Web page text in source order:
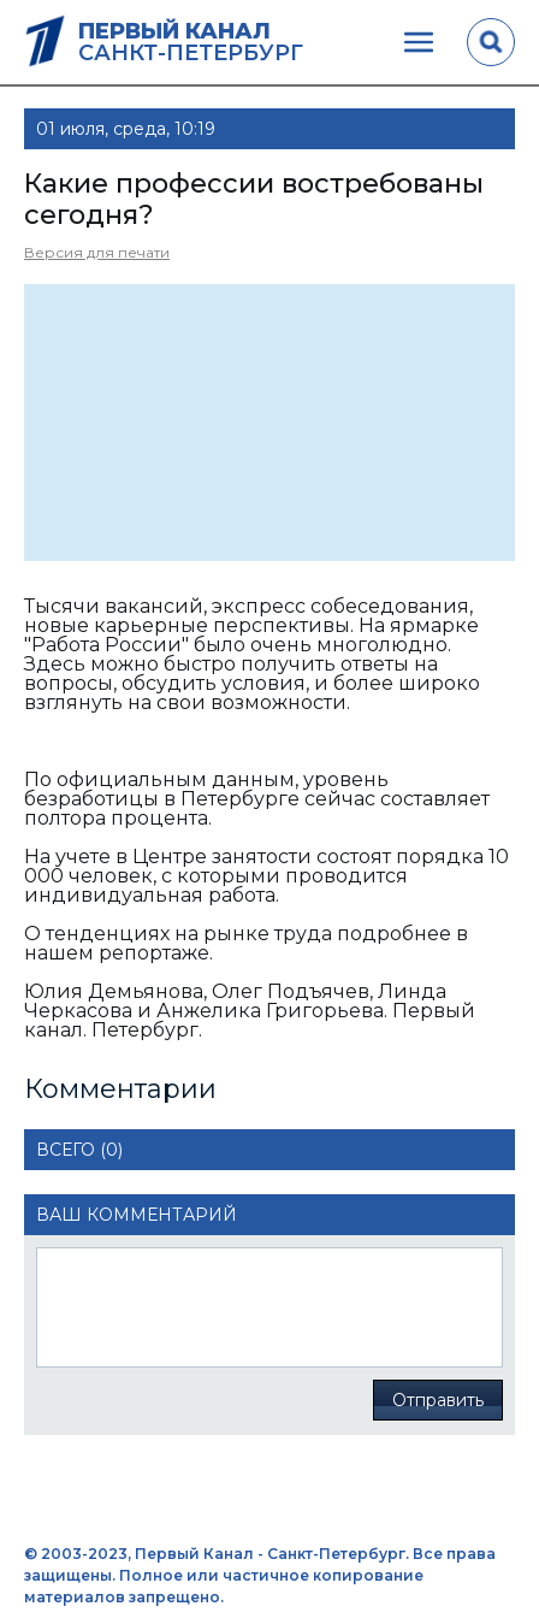
ПЕРВЫЙ КАНАЛ
САНКТ-ПЕТЕРБУРГ
01 июля, среда, 10:19
Какие профессии востребованы
сегодня?
Версия для печати
Тысячи вакансий, экспресс собеседования,
новые карьерные перспективы. На ярмарке
"Работа России" было очень многолюдно.
Здесь можно быстро получить ответы на
вопросы, обсудить условия, и более широко
взглянуть на свои возможности.
По официальным данным, уровень
безработицы в Петербурге сейчас составляет
полтора процента.
На учете в Центре занятости состоят порядка 10
000 человек, с которыми проводится
индивидуальная работа.
О тенденциях на рынке труда подробнее в
нашем репортаже.
Юлия Демьянова, Олег Подъячев, Линда
Черкасова и Анжелика Григорьева. Первый
канал. Петербург.
Комментарии
ВСЕГО (0)
ВАШ КОММЕНТАРИЙ
Отправить
© 2003-2023, Первый Канал - Санкт-Петербург. Все права
защищены. Полное или частичное копирование
материалов запрещено.